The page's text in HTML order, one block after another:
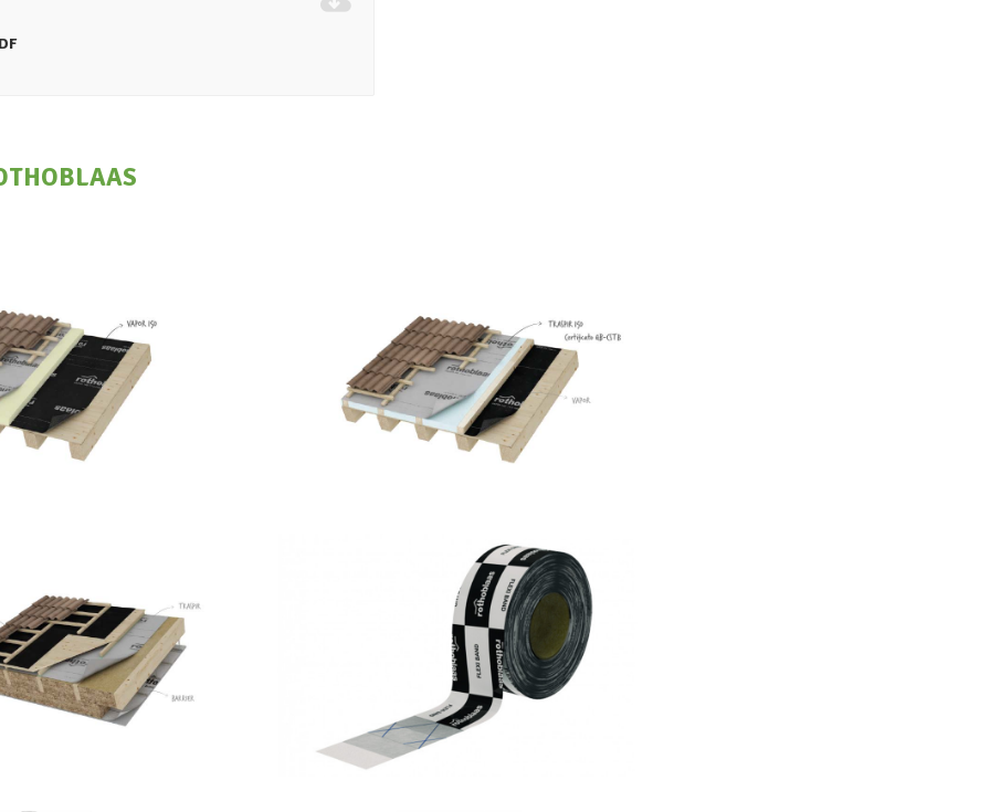
140 Traspir 150
ROTHOBLAAS
400 Flexi band
ROTHOBLAAS